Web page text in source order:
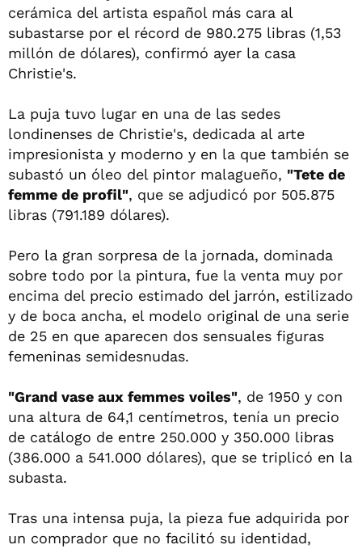
cerámica del artista español más cara al
subastarse por el récord de 980.275 libras (1,53
millón de dólares), confirmó ayer la casa
Christie's.
La puja tuvo lugar en una de las sedes
londinenses de Christie's, dedicada al arte
impresionista y moderno y en la que también se
subastó un óleo del pintor malagueño, "Tete de
femme de profil", que se adjudicó por 505.875
libras (791.189 dólares).
Pero la gran sorpresa de la jornada, dominada
sobre todo por la pintura, fue la venta muy por
encima del precio estimado del jarrón, estilizado
y de boca ancha, el modelo original de una serie
de 25 en que aparecen dos sensuales figuras
femeninas semidesnudas.
"Grand vase aux femmes voiles", de 1950 y con
una altura de 64,1 centímetros, tenía un precio
de catálogo de entre 250.000 y 350.000 libras
(386.000 a 541.000 dólares), que se triplicó en la
subasta.
Tras una intensa puja, la pieza fue adquirida por
un comprador que no facilitó su identidad,